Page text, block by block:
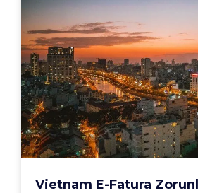
Vietnam E-Fatura